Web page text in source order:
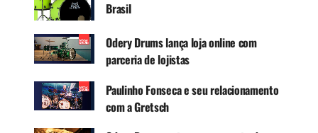
“Tudo nasceu por culpa do meu irmão baterista,
Alexandre Cunha. Ele descobriu um pessoal em
Brasil
Odery Drums lança loja online com
parceria de lojistas
Paulinho Fonseca e seu relacionamento
com a Gretsch